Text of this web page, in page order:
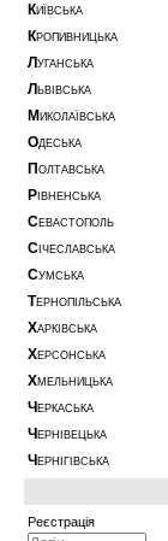
КИЇВСЬКА
КРОПИВНИЦЬКА
Л УГАНСЬКА
Л ЬВІВСЬКА
М ИКОЛАЇВСЬКА
ОДЕСЬКА
П ОЛТАВСЬКА
Р ІВНЕНСЬКА
СЕВАСТОПОЛЬ
С ІЧЕСЛАВСЬКА
СУМСЬКА
ТЕРНОПІЛЬСЬКА
ХАРКІВСЬКА
ХЕРСОНСЬКА
ХМЕЛЬНИЦЬКА
Ч ЕРКАСЬКА
Ч ЕРНІВЕЦЬКА
Ч ЕРНІГІВСЬКА
Реєстрація